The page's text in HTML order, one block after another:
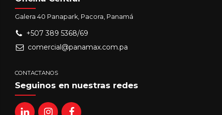
Galera 40 Panapark, Pacora, Panamá
+507 389 5368/69
comercial@panamax.com.pa
CONTACTANOS
Seguinos en nuestras redes